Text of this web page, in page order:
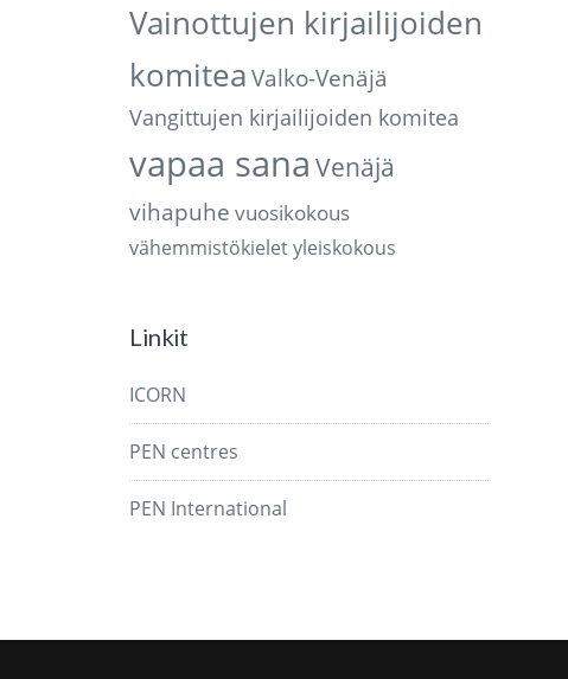
Vainottujen kirjailijoiden
komitea Valko-Venäjä
Vangittujen kirjailijoiden komitea
vapaa sana Venäjä
vihapuhe vuosikokous
vähemmistökieletyleiskokous
Linkit
ICORN
PEN centres
PEN International